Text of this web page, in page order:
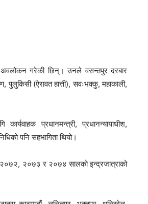
अवलोकन गरेकी छिन्। उनले वसन्तपुर दरबार
पुलुकिसी (ऐरावत हात्ती), सवःभक्कु, महाकाली,
प्रधानमन्त्री, प्रधानन्यायाधीश,
पनि सहभागिता थियो।
२०७३ र २०७४ सालको इन्द्रजात्राको